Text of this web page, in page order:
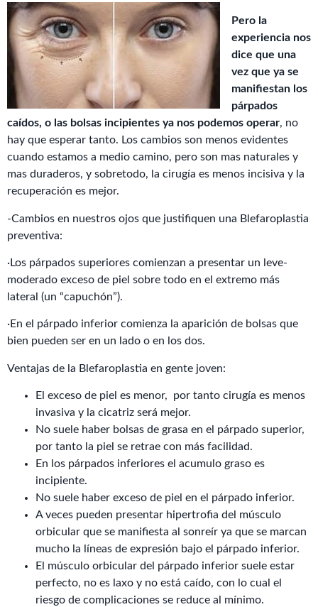
Pero la
experiencia nos
dice que una
vez que ya se
manifiestan los
párpados
caídos, o las bolsas incipientes ya nos podemos operar, no
hay que esperar tanto. Los cambios son menos evidentes
cuando estamos a medio camino, pero son mas naturales y
mas duraderos, y sobretodo, la cirugía es menos incisiva y la
recuperación es mejor.
-Cambios en nuestros ojos que justifiquen una Blefaroplastia
preventiva:
·Los párpados superiores comienzan a presentar un leve-
moderado exceso de piel sobre todo en el extremo más
lateral (un “capuchón”).
·En el párpado inferior comienza la aparición de bolsas que
bien pueden ser en un lado o en los dos.
Ventajas de la Blefaroplastia en gente joven:
El exceso de piel es menor,
por tanto cirugía es menos
invasiva y la cicatriz será mejor.
No suele haber bolsas de grasa en el párpado superior,
por tanto la piel se retrae con más facilidad.
En los párpados inferiores el acumulo graso es
incipiente.
No suele haber exceso de piel en el párpado inferior.
A veces pueden presentar hipertrofia del músculo
orbicular que se manifiesta al sonreír ya que se marcan
mucho la líneas de expresión bajo el párpado inferior.
El músculo orbicular del párpado inferior suele estar
perfecto, no es laxo y no está caído, con lo cual el
riesgo de complicaciones se reduce al mínimo.